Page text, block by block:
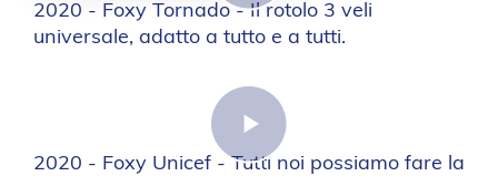
2020 - Foxy Tornado - Il rotolo 3 veli
universale, adatto a tutto e a tutti.
2020 - Foxy Unicef - Tutti noi possiamo fare la